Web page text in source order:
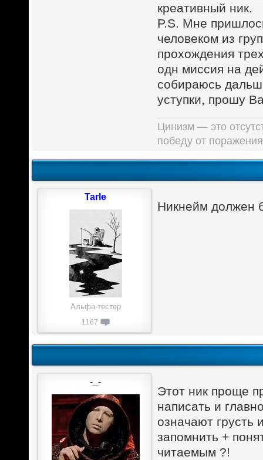
креативный ник.
P.S. Мне
человеком из
прохождения
одн миссия на
собираюсь
уступки, прошу
Цинизм — это
победу от
Никнейм должен
Tarle
Альфа-тестер
1167
Этот ник проще
написать и
означают грусть
запомнить +
читаемым ?!
-_-